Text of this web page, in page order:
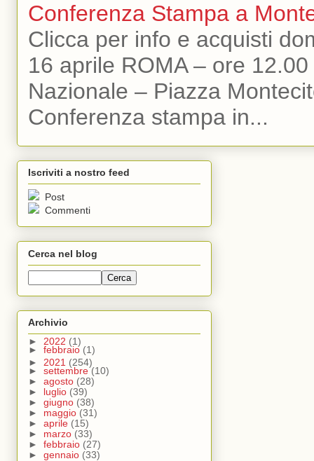
Conferenza Stampa a
Clicca per info e acquisti
16 aprile ROMA – ore
Nazionale – Piazza
Conferenza stampa in...
Iscriviti a nostro feed
Post
Commenti
Cerca nel blog
Archivio
► 2022 (1)
► febbraio (1)
► 2021 (254)
► settembre(10)
► agosto (28)
► luglio (39)
► giugno (38)
► maggio (31)
► aprile (15)
► marzo (33)
► febbraio (27)
► gennaio (33)